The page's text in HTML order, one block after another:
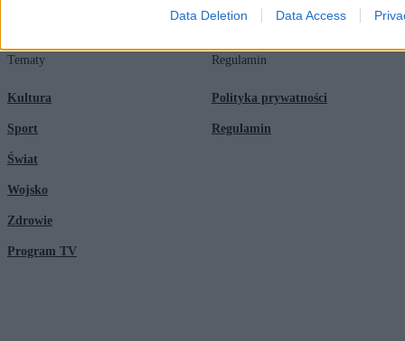
Data Deletion Data Access
Tematy
Kultura
Sport
Świat
Wojsko
Zdrowie
Program TV
Regulamin
Polityka prywatności
Regulamin